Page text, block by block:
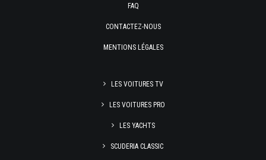
FAQ
CONTACTEZ-NOUS
MENTIONS LÉGALES
LES VOITURES TV
LES VOITURES PRO
LES YACHTS
SCUDERIA CLASSIC